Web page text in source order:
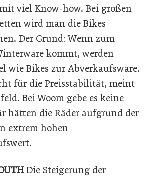
viel Know-how. Bei großen
wird man die Bikes
Der Grund: Wenn zum
kommt, werden
wie Bikes zur Abverkaufsware.
für die Preisstabilität, meint
Bei Woom gebe es keine
hätten die Räder aufgrund der
extrem hohen
Die Steigerung der